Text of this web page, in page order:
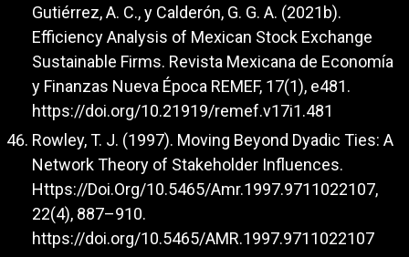
Gutiérrez, A. C., y Calderón, G. G. A. (2021b).
Efficiency Analysis of Mexican Stock Exchange
Sustainable Firms. Revista Mexicana de Economía
y Finanzas Nueva Época REMEF, 17(1), e481.
https://doi.org/10.21919/remef.v17i1.481
Rowley, T. J. (1997). Moving Beyond Dyadic Ties: A
Network Theory of Stakeholder Influences.
Https://Doi.Org/10.5465/Amr.1997.9711022107,
22(4), 887–910.
https://doi.org/10.5465/AMR.1997.9711022107